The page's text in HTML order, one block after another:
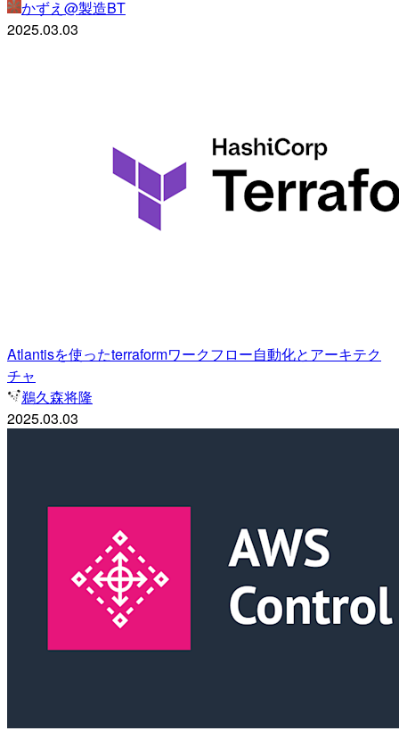
かずえ@製造BT
2025.03.03
Atlantisを使ったterraformワークフロー自動化とアーキテク
チャ
鵜久森将隆
2025.03.03